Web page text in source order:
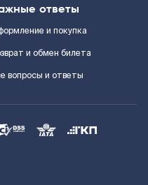
ответы
и покупка
и обмен билета
вопросы и ответы